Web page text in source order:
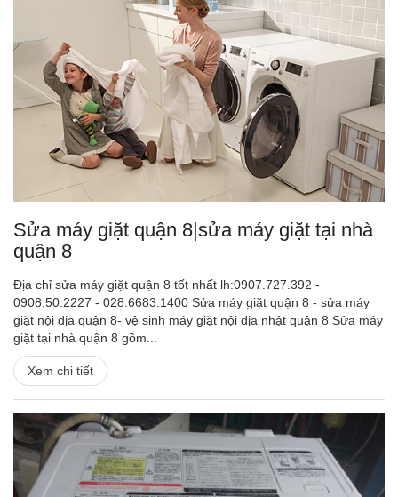
Sửa máy giặt quận 8|sửa máy giặt tại nhà
quận 8
Địa chỉ sửa máy giặt quận 8 tốt nhất lh:0907.727.392 -
0908.50.2227 - 028.6683.1400 Sửa máy giặt quận 8 - sửa máy
giặt nội địa quận 8- vệ sinh máy giặt nội địa nhật quận 8 Sửa máy
giặt tại nhà quận 8 gồm...
Xem chi tiết